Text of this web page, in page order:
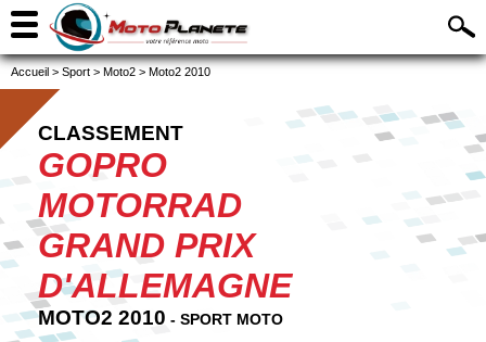
Accueil > Sport > Moto2 > Moto2 2010
CLASSEMENT
GOPRO
MOTORRAD
GRAND PRIX
D'ALLEMAGNE
MOTO2 2010 - SPORT MOTO